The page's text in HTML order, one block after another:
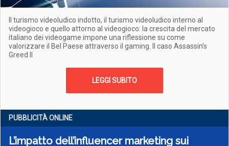
Il turismo videoludico indotto, il turismo videoludico interno al
videogioco e quello attorno al videogioco: la crescita del mercato
italiano dei videogame impone una riflessione su come
valorizzare il Bel Paese attraverso il gaming. Il caso Assassin’s
Greed II
LEGGI SUBITO
PUBBLICITÀ ONLINE
L’impatto dell’influencer marketing sui